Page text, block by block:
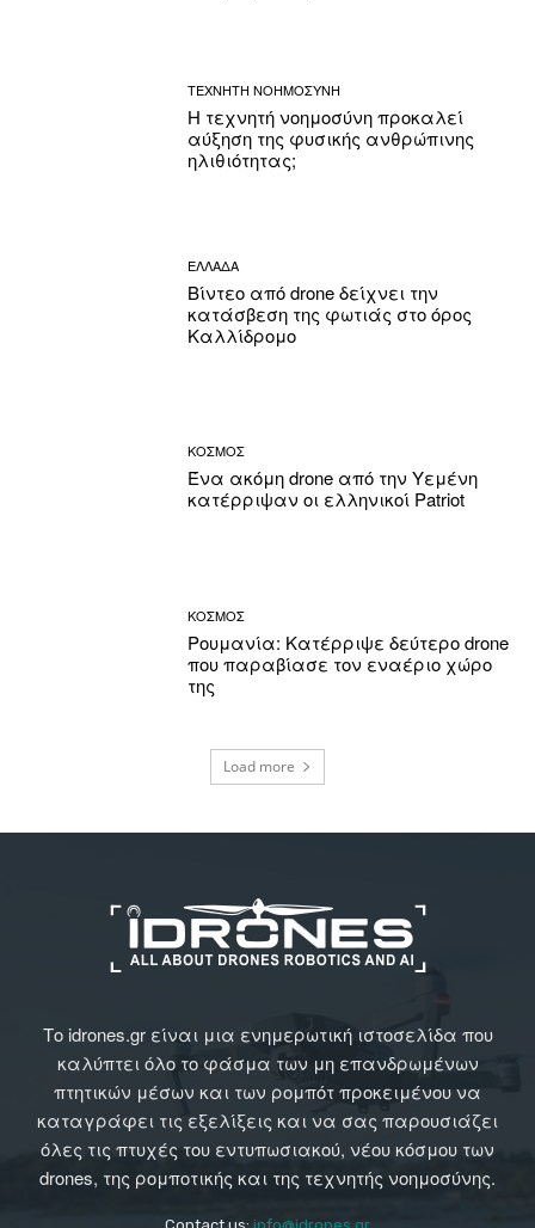
ΤΕΧΝΗΤΗ ΝΟΗΜΟΣΥΝΗ
Η τεχνητή νοημοσύνη προκαλεί
αύξηση της φυσικής ανθρώπινης
ηλιθιότητας;
ΕΛΛΑΔΑ
Βίντεο από drone δείχνει την
κατάσβεση της φωτιάς στο όρος
Καλλίδρομο
ΚΟΣΜΟΣ
Ένα ακόμη drone από την Υεμένη
κατέρριψαν οι ελληνικοί Patriot
ΚΟΣΜΟΣ
Ρουμανία: Κατέρριψε δεύτερο drone
που παραβίασε τον εναέριο χώρο
της
Load more
Το idrones.gr είναι μια ενημερωτική ιστοσελίδα που
καλύπτει όλο το φάσμα των μη επανδρωμένων
πτητικών μέσων και των ρομπότ προκειμένου να
καταγράφει τις εξελίξεις και να σας παρουσιάζει
όλες τις πτυχές του εντυπωσιακού, νέου κόσμου των
drones, της ρομποτικής και της τεχνητής νοημοσύνης.